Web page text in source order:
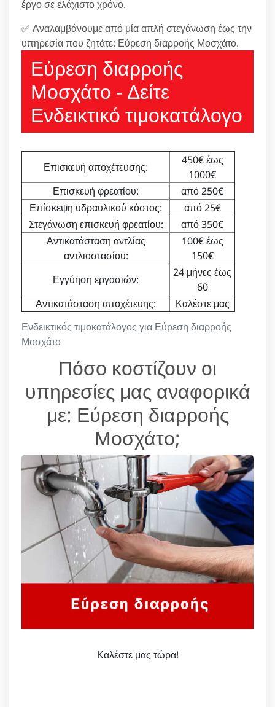
έργο σε ελάχιστο χρόνο.
✅ Αναλαμβάνουμε από μία απλή στεγάνωση έως την
υπηρεσία που ζητάτε: Εύρεση διαρροής Μοσχάτο.
Εύρεση διαρροής
Μοσχάτο - Δείτε
Ενδεικτικό τιμοκατάλογο
Ενδεικτικός τιμοκατάλογος για Εύρεση διαρροής
Μοσχάτο
Επισκευή αποχέτευσης:
450€ έως
1000€
Επισκευή φρεατίου:
από 250€
Επίσκεψη υδραυλικού κόστος:
από 25€
Στεγάνωση επισκευή φρεατίου:
από 350€
Αντικατάσταση αντλίας
αντλιοστασίου:
100€ έως
150€
Εγγύηση εργασιών:
24 μήνες έως
60
Αντικατάσταση αποχέτευης:
Καλέστε μας
Πόσο κοστίζουν οι
υπηρεσίες μας αναφορικά
με: Εύρεση διαρροής
Μοσχάτο;
Καλέστε μας τώρα!